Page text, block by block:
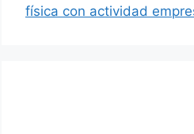
física con actividad